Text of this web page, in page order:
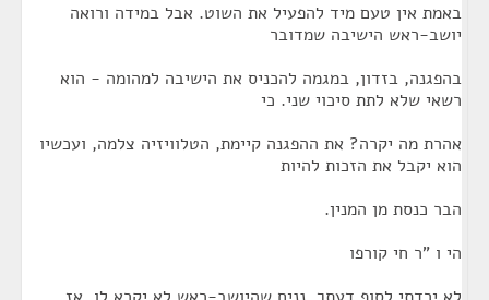
באמת אין טעם מיד להפעיל את השוט. אבל במידה ורואה
יושב-ראש הישיבה שמדובר
בהפגנה, בזדון, במגמה להכניס את הישיבה למהומה - הוא
רשאי שלא לתת סיכוי שני. כי
אהרת מה יקרה? את ההפגנה קיימת, הטלוויזיה צלמה, ועכשיו
הוא יקבל את הזכות להיות
הבר כנסת מן המנין.
הי ו "ר חי קורפו